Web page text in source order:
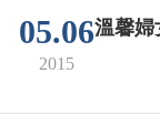
05.06
2015
溫馨婦